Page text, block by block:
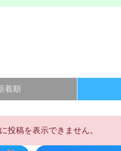
着順
稿を表示できません。